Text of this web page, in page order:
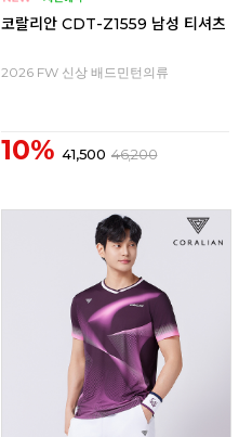
코랄리안 CDT-Z1559 남성 티셔츠
2026 FW 신상 배드민턴의류
10% 41,500 46,200